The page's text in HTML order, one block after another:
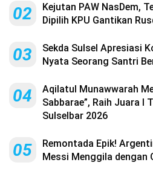
02
Kejutan PAW NasDem,
Dipilih KPU Gantikan
03
Sekda Sulsel Apresiasi
Nyata Seorang Santri
04
Aqilatul Munawwarah
Sabbarae”, Raih Juara I
Sulselbar 2026
05
Remontada Epik!
Messi Menggila dengan